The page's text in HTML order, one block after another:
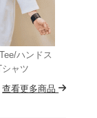
ハンドス
ャツ
查看更多商品